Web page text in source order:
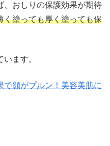
、おしりの保護効果が期待
く塗っても厚く塗っても保
ます。
で顔がプルン！美容美肌に